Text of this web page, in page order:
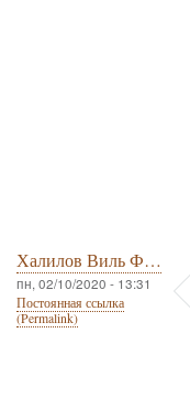
Халилов Виль Ф…
пн, 02/10/2020 - 13:31
Постоянная ссылка
(Permalink)